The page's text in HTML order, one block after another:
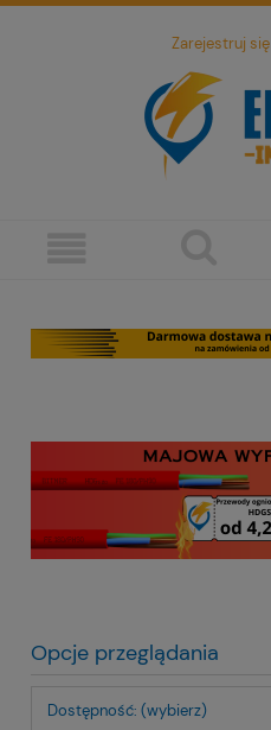
Zarejestruj się
Opcje przeglądania
Dostępność: (wybierz)